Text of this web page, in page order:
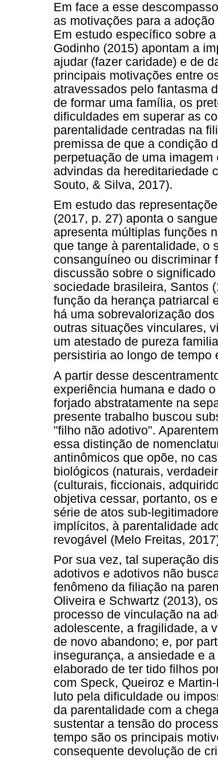
Em face a esse
as motivações para a
Em estudo específico sobre
Godinho (2015) apontam a
ajudar (fazer caridade) e de
principais motivações entre
atravessados pelo fantasma
de formar uma família, os
dificuldades em superar as
parentalidade centradas na
premissa de que a condição
perpetuação de uma
advindas da hereditariedade
Souto, & Silva, 2017).
Em estudo das
(2017, p. 27) aponta o
apresenta múltiplas funções
que tange à parentalidade, o
consanguíneo ou discriminar
discussão sobre o
sociedade brasileira, Santos
função da herança patriarcal
há uma sobrevalorização
outras situações vinculares,
um atestado de pureza
persistiria ao longo de tempo
A partir desse
experiência humana e dado
forjado abstratamente na
presente trabalho buscou
"filho não adotivo".
essa distinção de
antinômicos que opõe, no
biológicos (naturais,
(culturais, ficcionais,
objetiva cessar, portanto, os
série de atos sub-
implícitos, à parentalidade
revogável (Melo Freitas,
Por sua vez, tal superação
adotivos e adotivos não
fenômeno da filiação na
Oliveira e Schwartz (2013),
processo de vinculação na
adolescente, a fragilidade, a
de novo abandono; e, por
insegurança, a ansiedade e
elaborado de ter tido filhos
com Speck, Queiroz e
luto pela dificuldade ou
da parentalidade com a
sustentar a tensão do
tempo são os principais
consequente devolução de